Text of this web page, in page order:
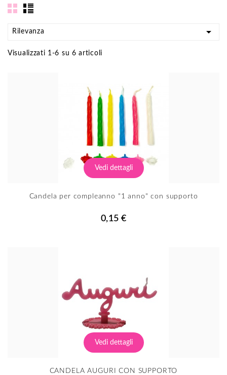
Rilevanza 
Visualizzati 1-6 su 6 articoli
Vedi dettagli
Candela per compleanno "1 anno" con supporto
0,15 €
Vedi dettagli
CANDELA AUGURI CON SUPPORTO